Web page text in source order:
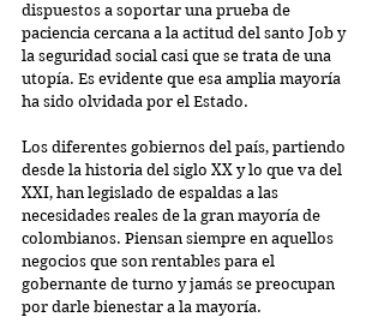
dispuestos a soportar una prueba de
paciencia cercana a la actitud del santo Job y
la seguridad social casi que se trata de una
utopía. Es evidente que esa amplia mayoría
ha sido olvidada por el Estado.
Los diferentes gobiernos del país, partiendo
desde la historia del siglo XX y lo que va del
XXI, han legislado de espaldas a las
necesidades reales de la gran mayoría de
colombianos. Piensan siempre en aquellos
negocios que son rentables para el
gobernante de turno y jamás se preocupan
por darle bienestar a la mayoría.